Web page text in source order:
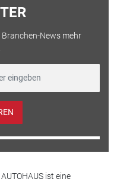
News mehr
ist eine